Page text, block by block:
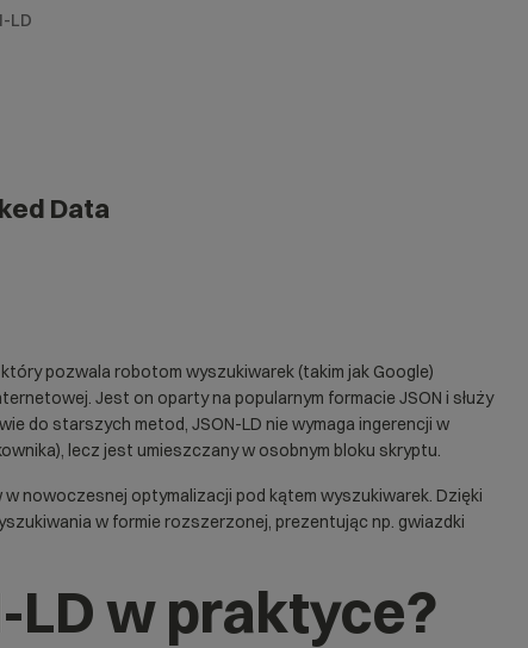
LD
Data
pozwala robotom wyszukiwarek (takim jak Google)
Jest on oparty na popularnym formacie JSON i służy
do starszych metod, JSON-LD nie wymaga ingerencji w
lecz jest umieszczany w osobnym bloku skryptu.
nowoczesnej optymalizacji pod kątem wyszukiwarek. Dzięki
w formie rozszerzonej, prezentując np. gwiazdki
LD w praktyce?